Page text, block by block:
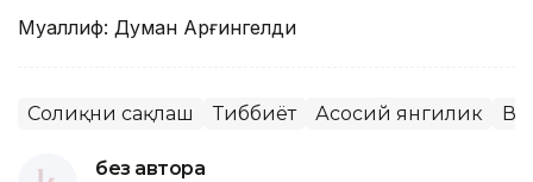
Муаллиф: Думан Арғингелди
Соғлиқни сақлаш Тиббиёт Асосий янгилик
без автора